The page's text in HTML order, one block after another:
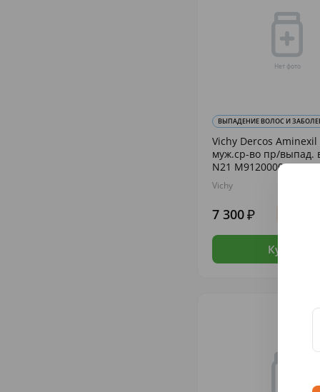
ВЫПАДЕНИЕ ВОЛОС И
Vichy Dercos
муж.ср-во пр/выпад.
N21 М9120000
Vichy
7 300
Купить